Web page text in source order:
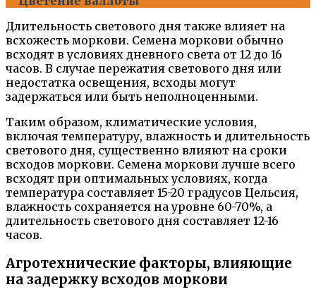
Длительность светового дня также влияет на
всхожесть моркови. Семена моркови обычно
всходят в условиях дневного света от 12 до 16
часов. В случае пережатия светового дня или
недостатка освещения, всходы могут
задержаться или быть неполноценными.
Таким образом, климатические условия,
включая температуру, влажность и длительность
светового дня, существенно влияют на сроки
всходов моркови. Семена моркови лучше всего
всходят при оптимальных условиях, когда
температура составляет 15-20 градусов Цельсия,
влажность сохраняется на уровне 60-70%, а
длительность светового дня составляет 12-16
часов.
Агротехнические факторы, влияющие
на задержку всходов моркови